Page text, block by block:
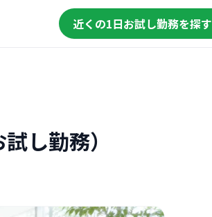
近くの1日お試し勤務を探す
し勤務）